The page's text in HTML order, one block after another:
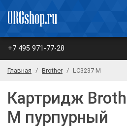
+7 495 971-77-28
Главная Brother LC3237 M
Картридж
M пурпурный